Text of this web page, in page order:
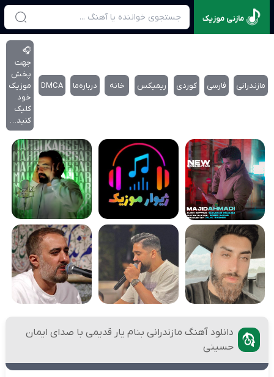
مازنی موزیک
مازندرانی فارسی کوردی ریمیکس خانه درباره‌‌ما DMCA
🎧
جهت
پخش
موزیک
خود
کلیک
کنید…
دانلود آهنگ مازندرانی بنام یار قدیمی با صدای ایمان
حسینی